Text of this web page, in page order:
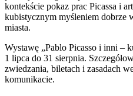
kontekście pokaz prac Picassa i
kubistycznym myśleniem dobrze
miasta.
Wystawę „Pablo Picasso i inni –
1 lipca do 31 sierpnia.
zwiedzania, biletach i zasadach
komunikacie.